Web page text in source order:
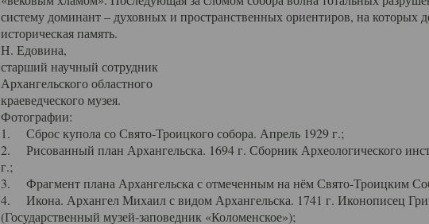
систему доминант – духовных и пространственных ориентиров, на которых
историческая память.
Н. Едовина,
старший научный сотрудник
Архангельского областного
краеведческого музея.
Фотографии:
1. Сброс купола со Свято-Троицкого собора. Апрель 1929 г.;
2. Рисованный план Архангельска. 1694 г. Сборник Археологического
г.;
3. Фрагмент плана Архангельска с отмеченным на нём Свято-Троицким
4. Икона. Архангел Михаил с видом Архангельска. 1741 г. Иконописец
(Государственный музей-заповедник «Коломенское»);